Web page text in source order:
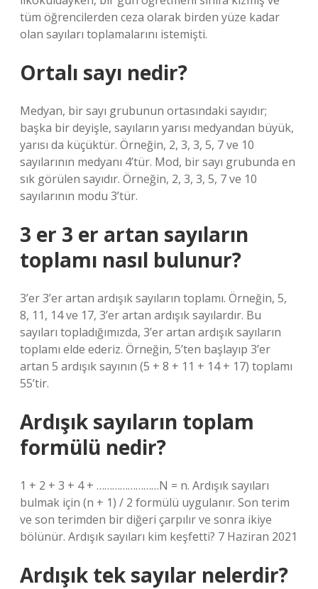
tüm öğrencilerden ceza olarak birden yüze kadar
olan sayıları toplamalarını istemişti.
Ortalı sayı nedir?
Medyan, bir sayı grubunun ortasındaki sayıdır;
başka bir deyişle, sayıların yarısı medyandan büyük,
yarısı da küçüktür. Örneğin, 2, 3, 3, 5, 7 ve 10
sayılarının medyanı 4’tür. Mod, bir sayı grubunda en
sık görülen sayıdır. Örneğin, 2, 3, 3, 5, 7 ve 10
sayılarının modu 3’tür.
3 er 3 er artan sayıların
toplamı nasıl bulunur?
3’er 3’er artan ardışık sayıların toplamı. Örneğin, 5,
8, 11, 14 ve 17, 3’er artan ardışık sayılardır. Bu
sayıları topladığımızda, 3’er artan ardışık sayıların
toplamı elde ederiz. Örneğin, 5’ten başlayıp 3’er
artan 5 ardışık sayının (5 + 8 + 11 + 14 + 17) toplamı
55’tir.
Ardışık sayıların toplam
formülü nedir?
1 + 2 + 3 + 4 + ……………………N = n. Ardışık sayıları
bulmak için (n + 1) / 2 formülü uygulanır. Son terim
ve son terimden bir diğeri çarpılır ve sonra ikiye
bölünür. Ardışık sayıları kim keşfetti? 7 Haziran 2021
Ardışık tek sayılar nelerdir?